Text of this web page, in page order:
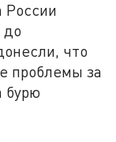
России
до
что
проблемы за
бурю